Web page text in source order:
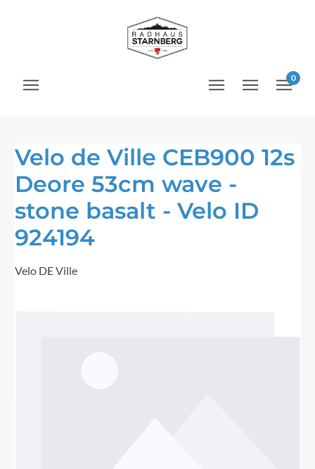
0
Velo de Ville CEB900 12s
Deore 53cm wave -
stone basalt - Velo ID
924194
Velo DE Ville